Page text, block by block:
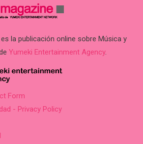
la publicación online sobre Música y
Yumeki Entertainment Agency.
Form
- Privacy Policy